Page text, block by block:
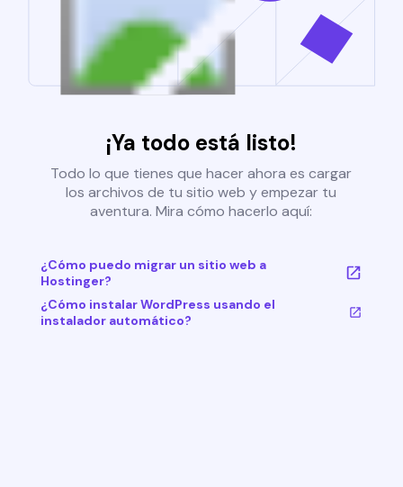
¡Ya todo está listo!
Todo lo que tienes que hacer ahora es cargar
los archivos de tu sitio web y empezar tu
aventura. Mira cómo hacerlo aquí:
¿Cómo puedo migrar un sitio web a
Hostinger?
¿Cómo instalar WordPress usando el
instalador automático?